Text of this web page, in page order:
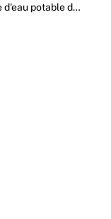
d'eau potable de